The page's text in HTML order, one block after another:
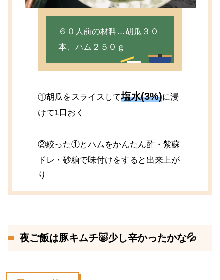
６０人前の材料…胡瓜３０
本、ハム２５０ｇ
①胡瓜をスライスして塩水(3%)に浸
けて1日おく
②絞った①とハムをかんたん酢・紫蘇
ドレ・砂糖で味付けをすると出来上が
り
夜ご飯は豚キムチ🐷少し辛かったかな💦